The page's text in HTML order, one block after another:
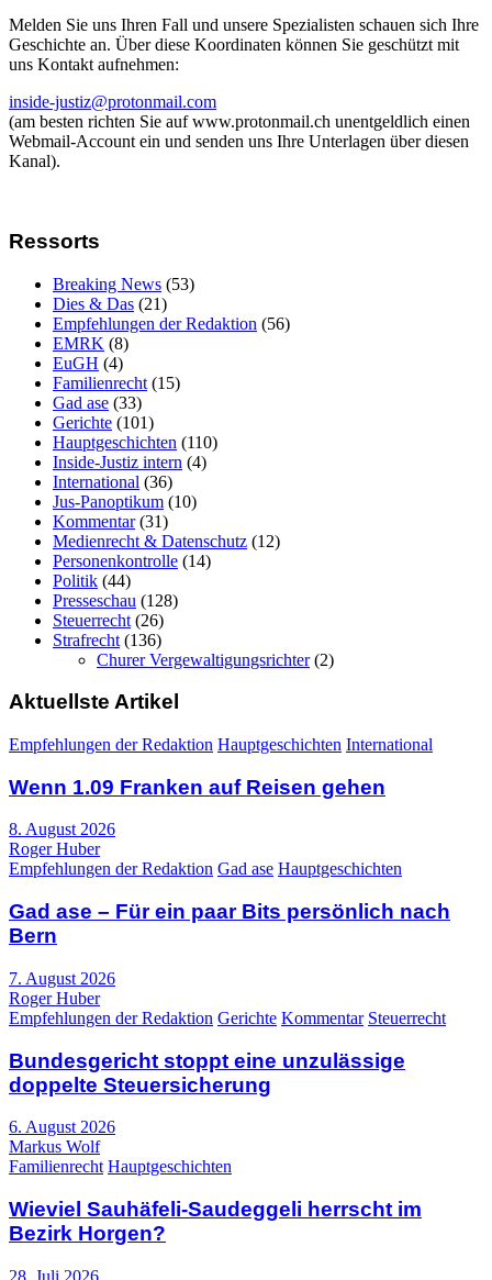
Melden Sie uns Ihren Fall und unsere Spezialisten schauen sich Ihre
Geschichte an. Über diese Koordinaten können Sie geschützt mit
uns Kontakt aufnehmen:
inside-justiz@protonmail.com
(am besten richten Sie auf www.protonmail.ch unentgeldlich einen
Webmail-Account ein und senden uns Ihre Unterlagen über diesen
Kanal).
Ressorts
Breaking News (53)
Dies & Das (21)
Empfehlungen der Redaktion (56)
EMRK (8)
EuGH (4)
Familienrecht (15)
Gad ase (33)
Gerichte (101)
Hauptgeschichten (110)
Inside-Justiz intern (4)
International (36)
Jus-Panoptikum (10)
Kommentar(31)
Medienrecht & Datenschutz (12)
Personenkontrolle (14)
Politik (44)
Presseschau (128)
Steuerrecht (26)
Strafrecht (136)
Churer Vergewaltigungsrichter(2)
Aktuellste Artikel
Empfehlungen der Redaktion Hauptgeschichten International
Wenn 1.09 Franken auf Reisen gehen
8. August 2026
Roger Huber
Empfehlungen der Redaktion Gad ase Hauptgeschichten
Gad ase – Für ein paar Bits persönlich nach
Bern
7. August 2026
Roger Huber
Empfehlungen der Redaktion Gerichte Kommentar Steuerrecht
Bundesgericht stoppt eine unzulässige
doppelte Steuersicherung
6. August 2026
Markus Wolf
Familienrecht Hauptgeschichten
Wieviel Sauhäfeli-Saudeggeli herrscht im
Bezirk Horgen?
28. Juli 2026